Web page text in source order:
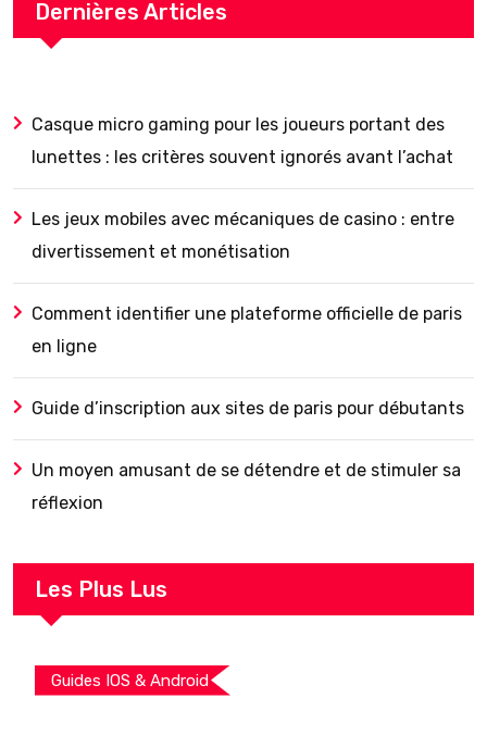
Dernières Articles
Casque micro gaming pour les joueurs portant des
lunettes : les critères souvent ignorés avant l’achat
Les jeux mobiles avec mécaniques de casino : entre
divertissement et monétisation
Comment identifier une plateforme officielle de paris
en ligne
Guide d’inscription aux sites de paris pour débutants
Un moyen amusant de se détendre et de stimuler sa
réflexion
Les Plus Lus
Guides IOS & Android